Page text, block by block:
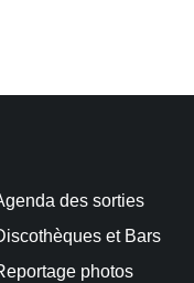
des sorties
et Bars
photos